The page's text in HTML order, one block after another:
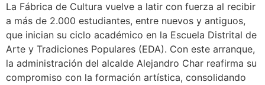
La Fábrica de Cultura vuelve a latir con fuerza al recibir
a más de 2.000 estudiantes, entre nuevos y antiguos,
que inician su ciclo académico en la Escuela Distrital de
Arte y Tradiciones Populares (EDA). Con este arranque,
la administración del alcalde Alejandro Char reafirma su
compromiso con la formación artística, consolidando